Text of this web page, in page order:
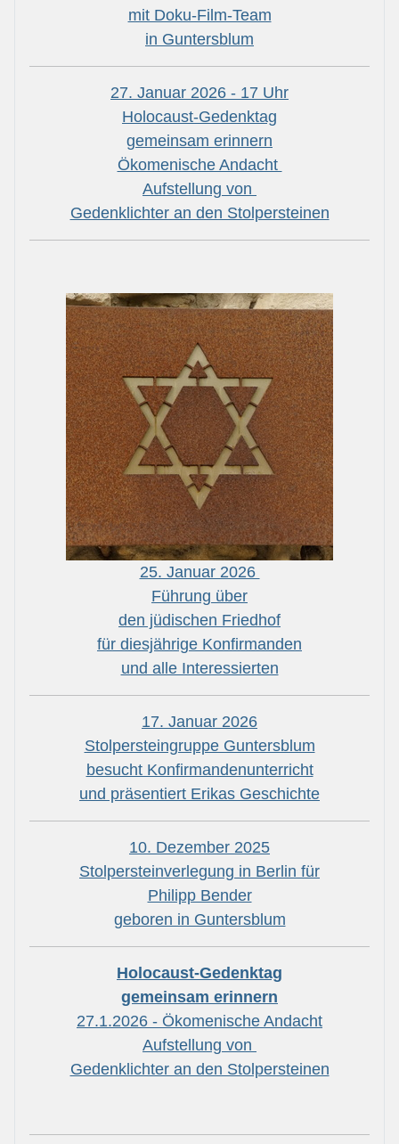
mit Doku-Film-Team
in Guntersblum
27. Januar 2026 - 17 Uhr
Holocaust-Gedenktag
gemeinsam erinnern
Ökomenische Andacht
Aufstellung von
Gedenklichter an den Stolpersteinen
25. Januar 2026
Führung über
den jüdischen Friedhof
für diesjährige Konfirmanden
und alle Interessierten
17. Januar 2026
Stolpersteingruppe Guntersblum
besucht Konfirmandenunterricht
und präsentiert Erikas Geschichte
10. Dezember 2025
Stolpersteinverlegung in Berlin für
Philipp Bender
geboren in Guntersblum
Holocaust-Gedenktag
gemeinsam erinnern
27.1.2026 - Ökomenische Andacht
Aufstellung von
Gedenklichter an den Stolpersteinen